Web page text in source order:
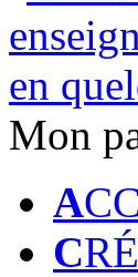
Mon
A
C